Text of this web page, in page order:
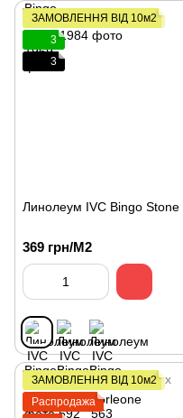
ЗАМОВЛЕННЯ ВІД 10м2
3
3
Линолеум IVC Bingo Stone
369 грн/М2
ЗАМОВЛЕННЯ ВІД 10м2
Распродажа